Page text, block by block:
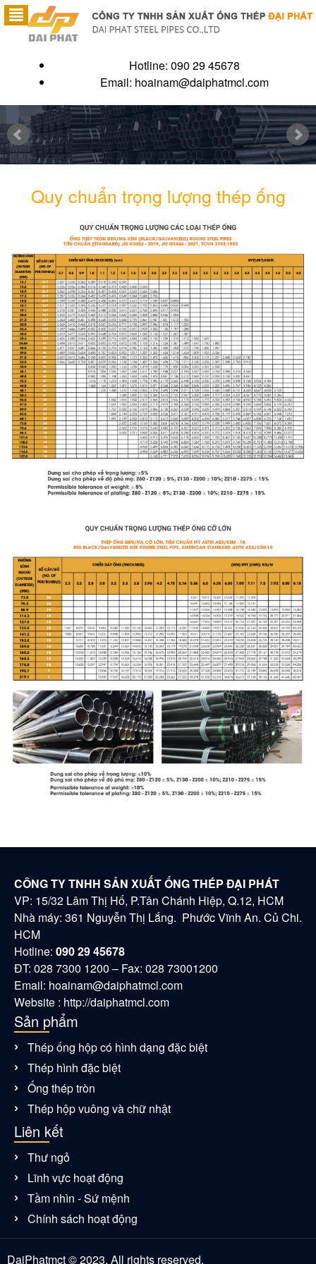
Hotline: 090 29 45678
Email: hoainam@daiphatmcl.com
Quy chuẩn trọng lượng thép ống
CÔNG TY TNHH SẢN XUẤT ỐNG THÉP ĐẠI PHÁT
VP: 15/32 Lâm Thị Hố, P.Tân Chánh Hiệp, Q.12, HCM
Nhà máy: 361 Nguyễn Thị Lắng. Phước Vĩnh An. Củ Chi.
HCM
Hotline: 090 29 45678
ĐT: 028 7300 1200 – Fax: 028 73001200
Email: hoainam@daiphatmcl.com
Website : http://daiphatmcl.com
Sản phẩm
Thép ống hộp có hình dạng đặc biệt
Thép hình đặc biệt
Ống thép tròn
Thép hộp vuông và chữ nhật
Liên kết
Thư ngỏ
Lĩnh vực hoạt động
Tầm nhìn - Sứ mệnh
Chính sách hoạt động
DaiPhatmct © 2023. All rights reserved.